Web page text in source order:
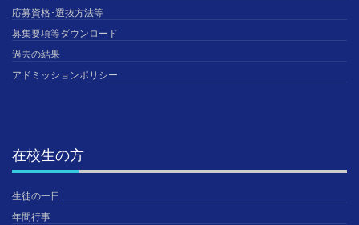
応募資格･選抜方法等
募集要項等ダウンロード
過去の結果
アドミッションポリシー
在校生の方
生徒の一日
年間行事